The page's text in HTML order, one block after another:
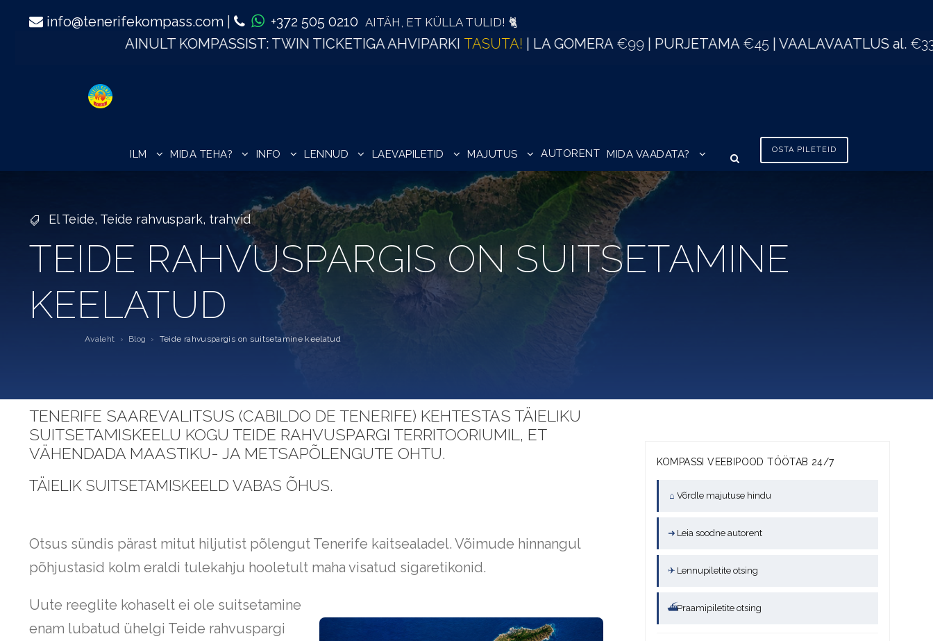
info@tenerifekompass.com +372 505 0210 AITÄH, ET KÜLLA TULID! 🐈
KOMPASSIST: TWIN TICKETIGA AHVIPARKITASUTA!| LA GOMERA€99| PURJETAMA€45| VAALAVAATLUS al. €33| TÕENÄOLISELT
ILM MIDA TEHA? INFO LENNUD LAEVAPILETID MAJUTUS AUTORENT MIDA VAADATA? OSTA PILETEID
El Teide, Teide rahvuspark, trahvid
TEIDE RAHVUSPARGIS ON SUITSETAMINE
KEELATUD
Avaleht › Blog › Teide rahvuspargis on suitsetamine keelatud
TENERIFE SAAREVALITSUS (CABILDO DE TENERIFE) KEHTESTAS TÄIELIKU
SUITSETAMISKEELU KOGU TEIDE RAHVUSPARGI TERRITOORIUMIL, ET
VÄHENDADA MAASTIKU- JA METSAPÕLENGUTE OHTU.
TÄIELIK SUITSETAMISKEELD VABAS ÕHUS.
Otsus sündis pärast mitut hiljutist põlengut Tenerife kaitsealadel. Võimude hinnangul
põhjustasid kolm eraldi tulekahju hooletult maha visatud sigaretikonid.
Uute reeglite kohaselt ei ole suitsetamine
enam lubatud ühelgi Teide rahvuspargi
KOMPASSI VEEBIPOOD TÖÖTAB 24/7
⌂ Võrdle majutuse hindu
➜ Leia soodne autorent
✈ Lennupiletite otsing
⛴Praamipiletite otsing